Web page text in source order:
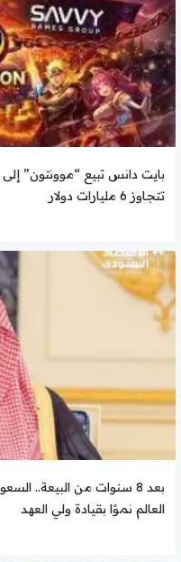
بايت دانس تبيع “موونتون”
تتجاوز 6 مليارات دولار
بعد 8 سنوات من البيعة..
العالم نموًا بقيادة ولي العهد